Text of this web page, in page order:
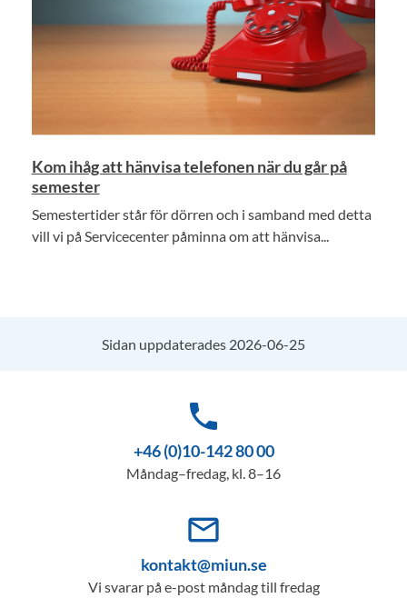
Kom ihåg att hänvisa telefonen när du går på
semester
Semestertider står för dörren och i samband med detta
vill vi på Servicecenter påminna om att hänvisa...
Sidan uppdaterades 2026-06-25
phone
+46 (0)10-142 80 00
Måndag–fredag, kl. 8–16
mail_outline
kontakt@miun.se
Vi svarar på e-post måndag till fredag